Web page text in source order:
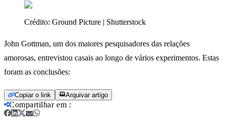
Crédito: Ground Picture | Shutterstock
John Gottman, um dos maiores pesquisadores das relações
amorosas, entrevistou casais ao longo de vários experimentos. Estas
foram as conclusões:
Copiar o link Arquivar artigo
Compartilhar em :